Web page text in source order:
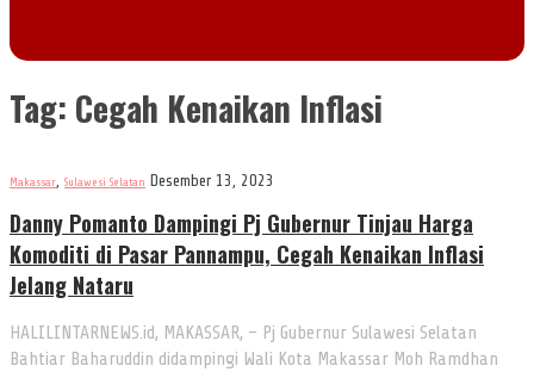
Tag: Cegah Kenaikan Inflasi
Makassar, Sulawesi Selatan Desember 13, 2023
Danny Pomanto Dampingi Pj Gubernur Tinjau Harga
Komoditi di Pasar Pannampu, Cegah Kenaikan Inflasi
Jelang Nataru
HALILINTARNEWS.id, MAKASSAR, – Pj Gubernur Sulawesi Selatan
Bahtiar Baharuddin didampingi Wali Kota Makassar Moh Ramdhan